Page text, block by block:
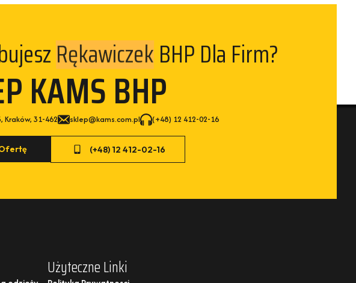
Kamizelek BHP Dla Firm?
KAMS BHP
Kraków, 31-462 sklep@kams.com.pl (+48) 12 412-02-16
(+48) 12 412-02-16
Użyteczne Linki